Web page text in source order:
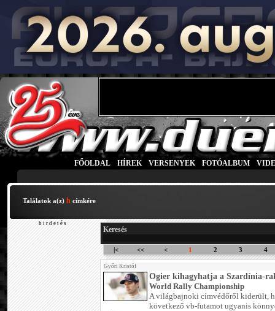
FŐOLDAL HÍREK VERSENYEK FOTÓALBUM
Találatok a(z)h címkére
h i r d e t é s
Keresés
|< << < 1 2 3 4
Győri Kristóf
Ogier kihagyhatja a Szardínia-
World Rally Championship
A világbajnoki címvédőről kiderült,
következő vb-futamot ugyanis